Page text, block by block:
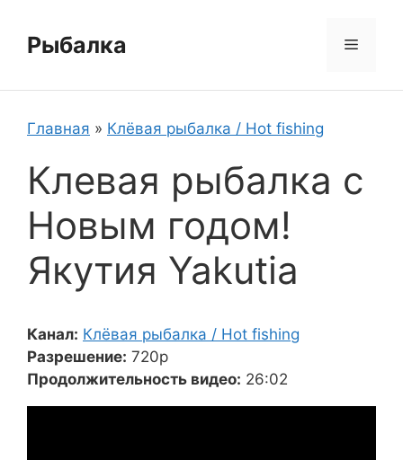
содержимому
Рыбалка Меню
Главная » Клёвая рыбалка / Hot fishing
Клевая рыбалка с
Новым годом!
Якутия Yakutia
Канал: Клёвая рыбалка / Hot fishing
Разрешение: 720p
Продолжительность видео: 26:02